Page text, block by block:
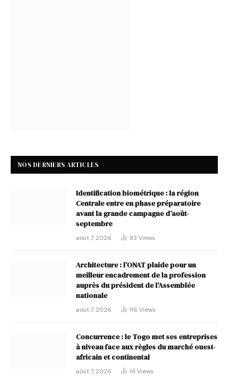
NOS DERNIERS ARTICLES
Identification biométrique : la région
Centrale entre en phase préparatoire
avant la grande campagne d’août-
septembre
août 7, 2026 93 Views
Architecture : l’ONAT plaide pour un
meilleur encadrement de la profession
auprès du président de l’Assemblée
nationale
août 7, 2026 116 Views
Concurrence : le Togo met ses entreprises
à niveau face aux règles du marché ouest-
africain et continental
août 7, 2026 14 Views